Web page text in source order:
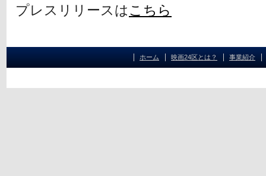
プレスリリースはこちら
ホーム 映画24区とは？ 事業紹介